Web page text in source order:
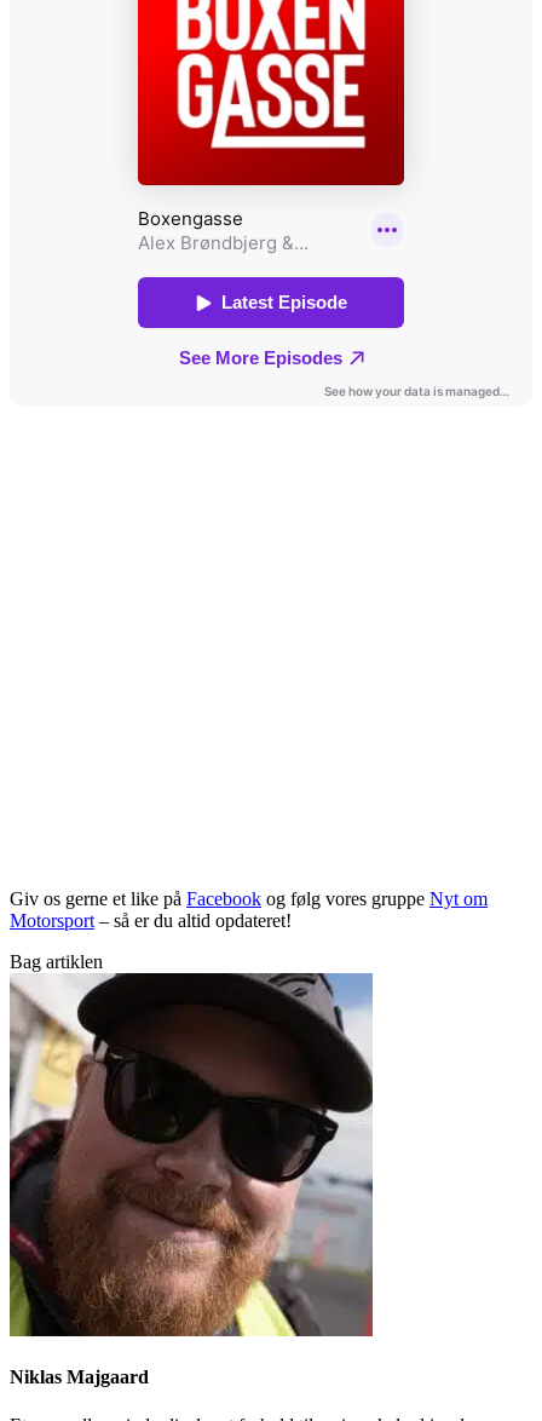
Giv os gerne et like på Facebook og følg vores gruppe Nyt om
Motorsport – så er du altid opdateret!
Bag artiklen
Niklas Majgaard